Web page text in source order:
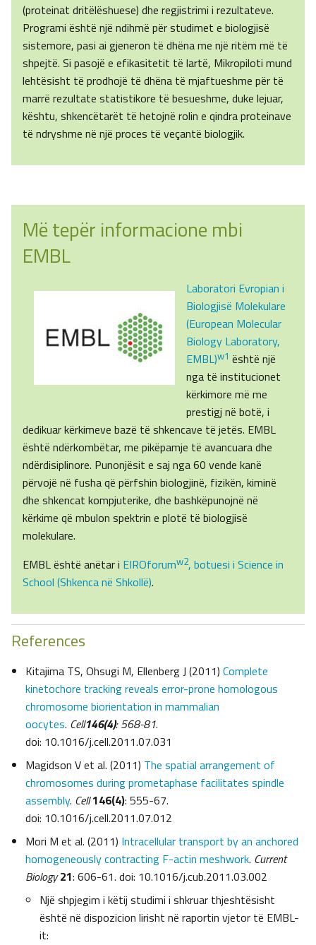
(proteinat dritëlëshuese) dhe regjistrimi i rezultateve.
Programi është një ndihmë për studimet e biologjisë
sistemore, pasi ai gjeneron të dhëna me një ritëm më të
shpejtë. Si pasojë e efikasitetit të lartë, Mikropiloti mund
lehtësisht të prodhojë të dhëna të mjaftueshme për të
marrë rezultate statistikore të besueshme, duke lejuar,
kështu, shkencëtarët të hetojnë rolin e qindra proteinave
të ndryshme në një proces të veçantë biologjik.
Më tepër informacione mbi
EMBL
Laboratori Evropian i
Biologjisë Molekulare
(European Molecular
Biology Laboratory,
EMBL)w1 është një
nga të institucionet
kërkimore më me
prestigj në botë, i
dedikuar kërkimeve bazë të shkencave të jetës. EMBL
është ndërkombëtar, me pikëpamje të avancuara dhe
ndërdisiplinore. Punonjësit e saj nga 60 vende kanë
përvojë në fusha që përfshin biologjinë, fizikën, kiminë
dhe shkencat kompjuterike, dhe bashkëpunojnë në
kërkime që mbulon spektrin e plotë të biologjisë
molekulare.
EMBL është anëtar i EIROforumw2, botuesi i Science in
School (Shkenca në Shkollë).
References
Kitajima TS, Ohsugi M, Ellenberg J (2011) Complete
kinetochore tracking reveals error-prone homologous
chromosome biorientation in mammalian
oocytes. Cell146(4): 568-81.
doi: 10.1016/j.cell.2011.07.031
Magidson V et al. (2011) The spatial arrangement of
chromosomes during prometaphase facilitates spindle
assembly. Cell146(4): 555-67.
doi: 10.1016/j.cell.2011.07.012
Mori M et al. (2011) Intracellular transport by an anchored
homogeneously contracting F-actin meshwork. Current
Biology 21: 606-61. doi: 10.1016/j.cub.2011.03.002
Një shpjegim i këtij studimi i shkruar thjeshtësisht
është në dispozicion lirisht në raportin vjetor të EMBL-
it: